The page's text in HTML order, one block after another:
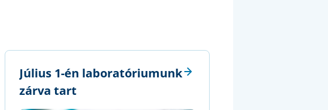
Július 1-én laboratóriumunk
zárva tart